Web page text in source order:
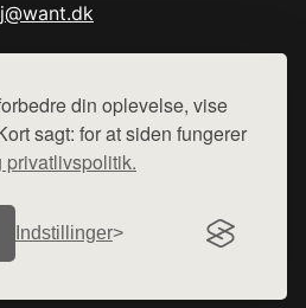
din oplevelse, vise
sagt: for at siden fungerer
privatlivspolitik.
Indstillinger
side - vi henviser til de shops,